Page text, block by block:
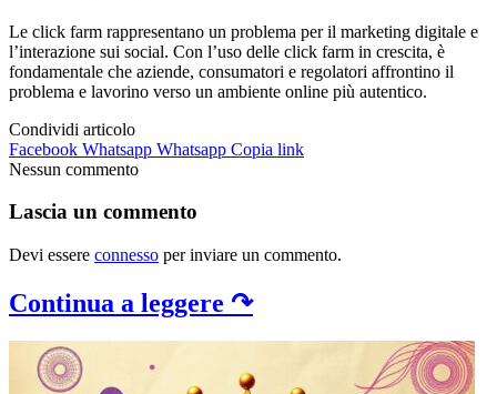
Le click farm rappresentano un problema per il marketing digitale e
l’interazione sui social. Con l’uso delle click farm in crescita, è
fondamentale che aziende, consumatori e regolatori affrontino il
problema e lavorino verso un ambiente online più autentico.
Condividi articolo
Facebook Whatsapp Whatsapp Copia link
Nessun commento
Lascia un commento
Devi essere connesso per inviare un commento.
Continua a leggere ↷